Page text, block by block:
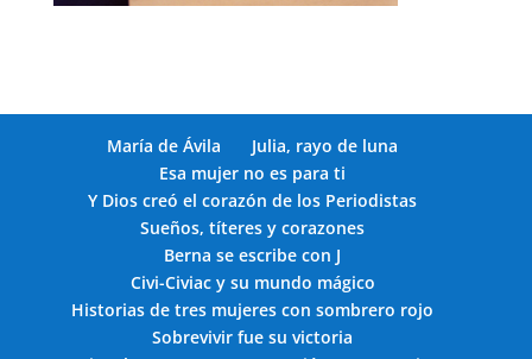
María de Ávila
Julia, rayo de luna
Esa mujer no es para ti
Y Dios creó el corazón de los Periodistas
Sueños, títeres y corazones
Berna se escribe con J
Civi-Civiac y su mundo mágico
Historias de tres mujeres con sombrero rojo
Sobrevivir fue su victoria